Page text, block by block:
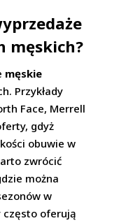
męskich?
męskie
Przykłady
Face, Merrell
gdyż
obuwie w
zwrócić
można
w
często oferują